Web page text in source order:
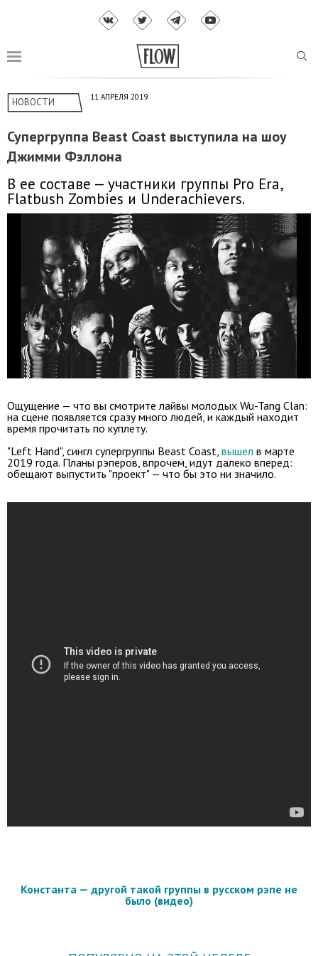
НОВОСТИ 11 АПРЕЛЯ 2019
Супергруппа Beast Coast выступила на шоу
Джимми Фэллона
В ее составе — участники группы Pro Era,
Flatbush Zombies и Underachievers.
Ощущение — что вы смотрите лайвы молодых Wu-Tang Clan:
на сцене появляется сразу много людей, и каждый находит
время прочитать по куплету.
"Left Hand", сингл супергруппы Beast Coast, вышел в марте
2019 года. Планы рэперов, впрочем, идут далеко вперед:
обещают выпустить "проект" — что бы это ни значило.
Константа — другой такой группы в русском рэпе не
было (видео)